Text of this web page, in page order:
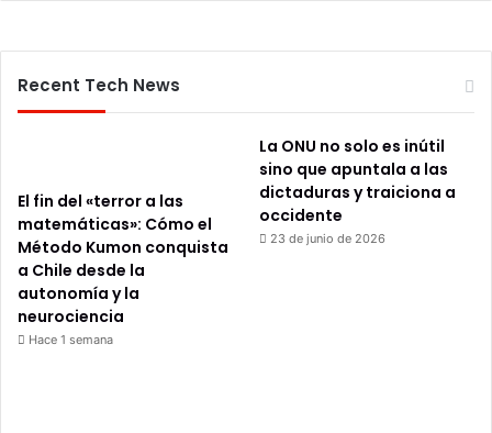
Recent Tech News
El fin del «terror a las
matemáticas»: Cómo el
Método Kumon conquista
a Chile desde la
autonomía y la
neurociencia
Hace 1 semana
La ONU no solo es inútil
sino que apuntala a las
dictaduras y traiciona a
occidente
23 de junio de 2026